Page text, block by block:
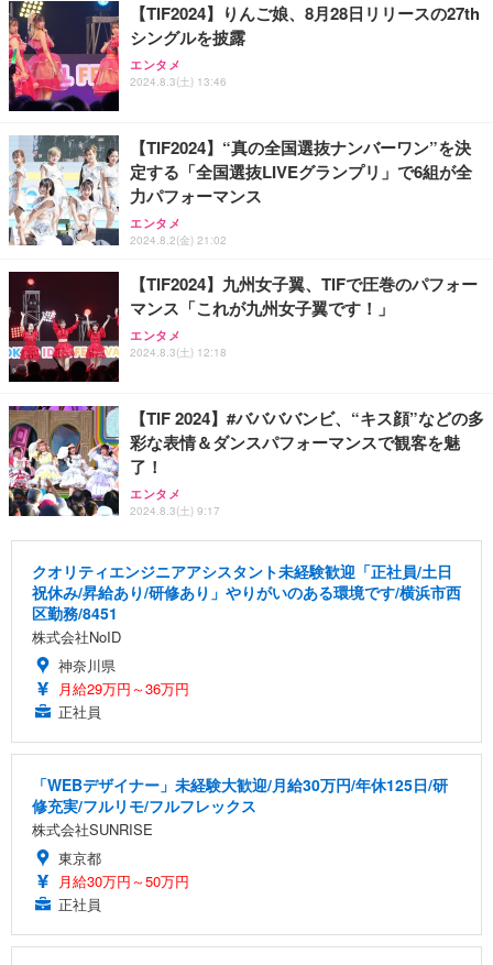
【TIF2024】りんご娘、8月28日リリースの27th
シングルを披露
エンタメ
2024.8.3(土) 13:46
【TIF2024】“真の全国選抜ナンバーワン”を決
定する「全国選抜LIVEグランプリ」で6組が全
力パフォーマンス
エンタメ
2024.8.2(金) 21:02
【TIF2024】九州女子翼、TIFで圧巻のパフォー
マンス「これが九州女子翼です！」
エンタメ
2024.8.3(土) 12:18
【TIF 2024】#ババババンビ、“キス顔”などの多
彩な表情＆ダンスパフォーマンスで観客を魅
了！
エンタメ
2024.8.3(土) 9:17
クオリティエンジニアアシスタント未経験歓迎「正社員/土日
祝休み/昇給あり/研修あり」やりがいのある環境です/横浜市西
区勤務/8451
株式会社NoID
神奈川県
月給29万円～36万円
正社員
「WEBデザイナー」未経験大歓迎/月給30万円/年休125日/研
修充実/フルリモ/フルフレックス
株式会社SUNRISE
東京都
月給30万円～50万円
正社員